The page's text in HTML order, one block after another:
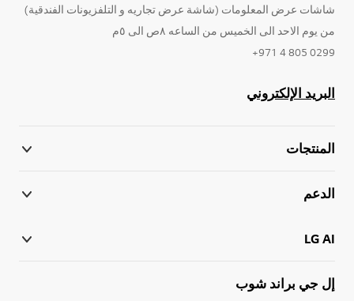
شاشات عرض المعلومات (شاشة عرض تجاريه و التلفزيونات الفندقية)
من يوم الاحد الى الخميس من الساعه ٨ص الى ٥م
0299 805 4 971+
البريد الإلكتروني
المنتجات
الدعم
LG AI
إل جي براند شوب